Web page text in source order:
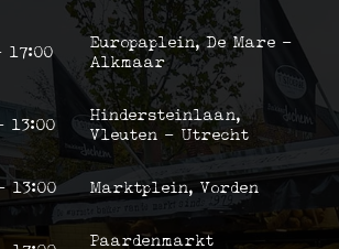
17:00
Europaplein, De Mare -
Alkmaar
13:00
Hindersteinlaan,
Vleuten - Utrecht
13:00 Marktplein, Vorden
Paardenmarkt